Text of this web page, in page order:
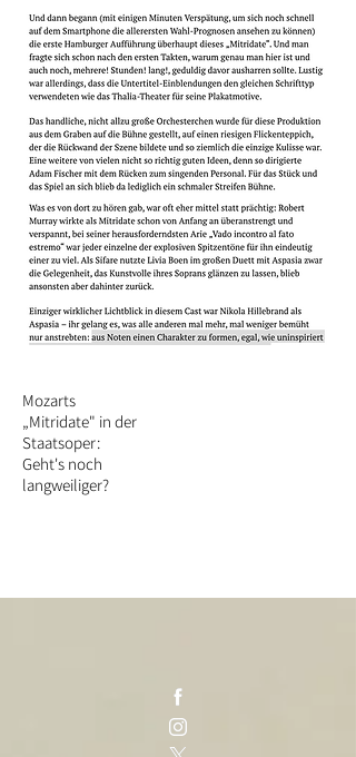
Mozarts
„Mitridate" in der
Staatsoper:
Geht's noch
langweiliger?